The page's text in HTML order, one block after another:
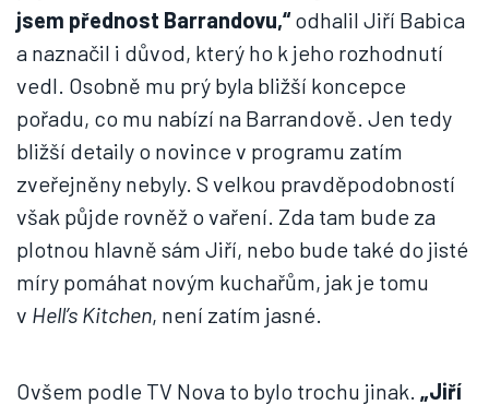
jsem přednost Barrandovu,“odhalil Jiří Babica
a naznačil i důvod, který ho k jeho rozhodnutí
vedl. Osobně mu prý byla bližší koncepce
pořadu, co mu nabízí na Barrandově. Jen tedy
bližší detaily o novince v programu zatím
zveřejněny nebyly. S velkou pravděpodobností
však půjde rovněž o vaření. Zda tam bude za
plotnou hlavně sám Jiří, nebo bude také do jisté
míry pomáhat novým kuchařům, jak je tomu
v Hell’s Kitchen, není zatím jasné.
Ovšem podle TV Nova to bylo trochu jinak. „Jiří